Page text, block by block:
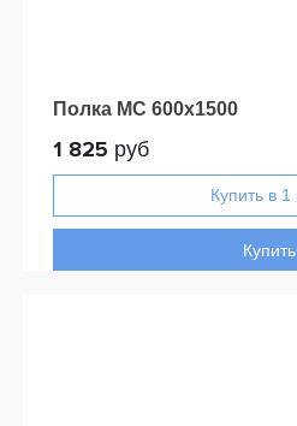
Полка МС 600х1500
1 825 руб
Купить